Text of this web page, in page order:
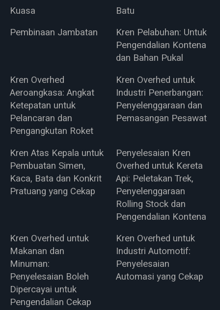
Kuasa
Batu
Pembinaan Jambatan
Kren Pelabuhan: Untuk
Pengendalian Kontena
dan Bahan Pukal
Kren Overhed
Aeroangkasa: Angkat
Ketepatan untuk
Pelancaran dan
Pengangkutan Roket
Kren Overhed untuk
Industri Penerbangan:
Penyelenggaraan dan
Pemasangan Pesawat
Kren Atas Kepala untuk
Pembuatan Simen,
Kaca, Bata dan Konkrit
Pratuang yang Cekap
Penyelesaian Kren
Overhed untuk Kereta
Api: Peletakan Trek,
Penyelenggaraan
Rolling Stock dan
Pengendalian Kontena
Kren Overhed untuk
Makanan dan
Minuman:
Penyelesaian Boleh
Dipercayai untuk
Pengendalian Cekap
Kren Overhed untuk
Industri Automotif:
Penyelesaian
Automasi yang Cekap